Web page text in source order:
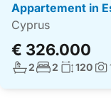
Appartement in
Cyprus
€ 326.000
Aantal badkamers:
2Aantal
2 120